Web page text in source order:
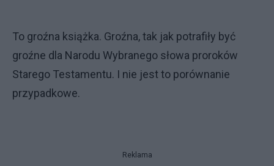
To groźna książka. Groźna, tak jak potrafiły być
groźne dla Narodu Wybranego słowa proroków
Starego Testamentu. I nie jest to porównanie
przypadkowe.
Reklama